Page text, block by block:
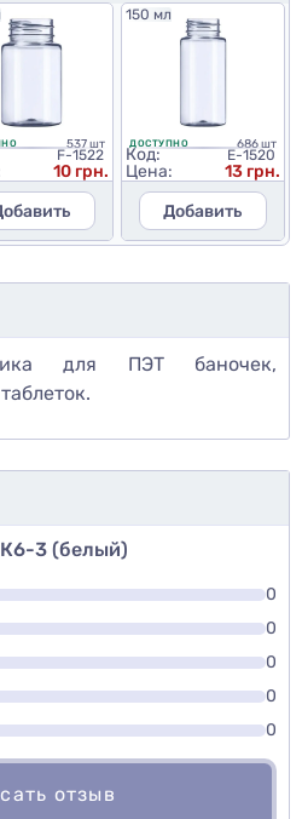
537 шт
F-1522
10 грн.
150 мл
ДОСТУПНО 686 шт
Код: E-1520
Цена:
13 грн.
Добавить
для ПЭТ баночек,
3 (белый)
0
0
0
0
0
отзыв